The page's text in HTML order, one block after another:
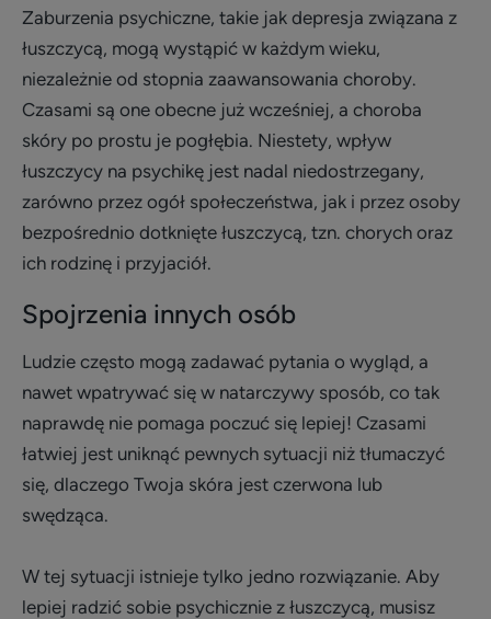
Zaburzenia psychiczne, takie jak depresja związana z
łuszczycą, mogą wystąpić w każdym wieku,
niezależnie od stopnia zaawansowania choroby.
Czasami są one obecne już wcześniej, a choroba
skóry po prostu je pogłębia. Niestety, wpływ
łuszczycy na psychikę jest nadal niedostrzegany,
zarówno przez ogół społeczeństwa, jak i przez osoby
bezpośrednio dotknięte łuszczycą, tzn. chorych oraz
ich rodzinę i przyjaciół.
Spojrzenia innych osób
Ludzie często mogą zadawać pytania o wygląd, a
nawet wpatrywać się w natarczywy sposób, co tak
naprawdę nie pomaga poczuć się lepiej! Czasami
łatwiej jest uniknąć pewnych sytuacji niż tłumaczyć
się, dlaczego Twoja skóra jest czerwona lub
swędząca.
W tej sytuacji istnieje tylko jedno rozwiązanie. Aby
lepiej radzić sobie psychicznie z łuszczycą, musisz